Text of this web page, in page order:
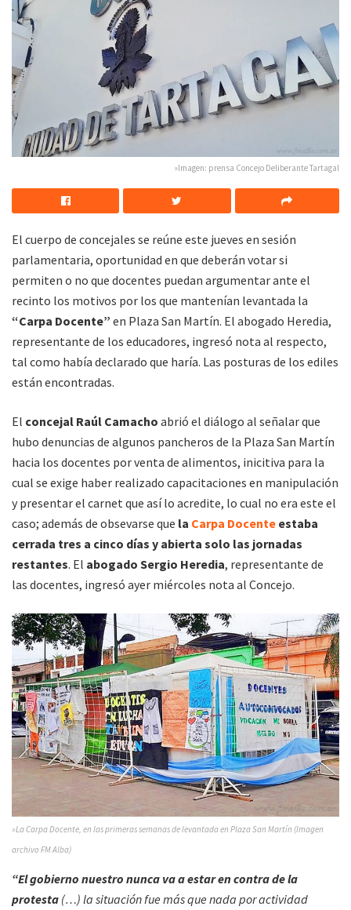
»Imagen: prensa Concejo Deliberante Tartagal
El cuerpo de concejales se reúne este jueves en sesión
parlamentaria, oportunidad en que deberán votar si
permiten o no que docentes puedan argumentar ante el
recinto los motivos por los que mantenían levantada la
“Carpa Docente” en Plaza San Martín. El abogado Heredia,
representante de los educadores, ingresó nota al respecto,
tal como había declarado que haría. Las posturas de los ediles
están encontradas.
El concejal Raúl Camacho abrió el diálogo al señalar que
hubo denuncias de algunos pancheros de la Plaza San Martín
hacia los docentes por venta de alimentos, inicitiva para la
cual se exige haber realizado capacitaciones en manipulación
y presentar el carnet que así lo acredite, lo cual no era este el
caso; además de obsevarse que la Carpa Docente estaba
cerrada tres a cinco días y abierta solo las jornadas
restantes. El abogado Sergio Heredia, representante de
las docentes, ingresó ayer miércoles nota al Concejo.
»La Carpa Docente, en las primeras semanas de levantada en Plaza San Martín (Imagen
archivo FM Alba)
“El gobierno nuestro nunca va a estar en contra de la
protesta (…) la situación fue más que nada por actividad